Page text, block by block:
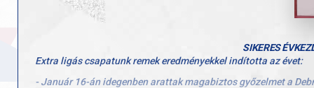
SIKERES
Extra ligás csapatunk remek eredményekkel indította az évet:
- Január 16-án idegenben arattak magabiztos győzelmet a